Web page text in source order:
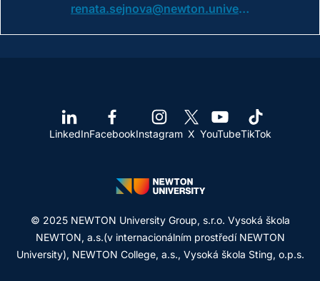
LinkedInFacebookInstagram X YouTubeTikTok
© 2025 NEWTON University Group, s.r.o. Vysoká škola
NEWTON, a.s.(v internacionálním prostředí NEWTON
University), NEWTON College, a.s., Vysoká škola Sting, o.p.s.
renata.sejnova@newton.university